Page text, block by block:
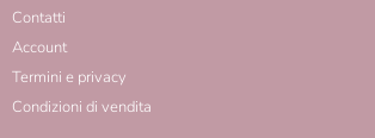
Contatti
Account
Termini e privacy
Condizioni di vendita